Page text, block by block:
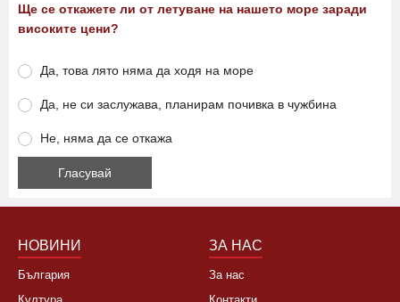
Ще се откажете ли от летуване на нашето море заради
високите цени?
Да, това лято няма да ходя на море
Да, не си заслужава, планирам почивка в чужбина
Не, няма да се откажа
НОВИНИ
България
ЗА НАС
За нас